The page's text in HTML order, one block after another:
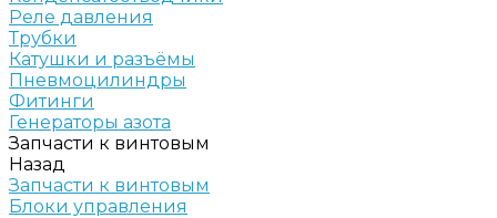
Реле давления
Трубки
Катушки и разъёмы
Пневмоцилиндры
Фитинги
Генераторы азота
Запчасти к винтовым
Назад
Запчасти к винтовым
Блоки управления